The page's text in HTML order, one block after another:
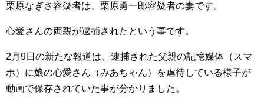
栗原なぎさ容疑者は、栗原勇一郎容疑者の妻です。
心愛さんの両親が逮捕されたという事です。
2月9日の新たな報道は、逮捕された父親の記憶媒体（スマ
ホ）に娘の心愛さん（みあちゃん）を虐待している様子が
動画で保存されていた事が分かりました。